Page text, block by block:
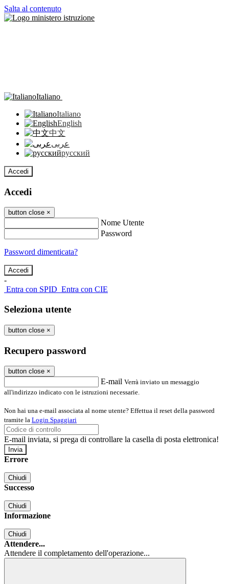
Salta al contenuto
Italiano
Italiano
English
中文
عربى
русский
Accedi
Accedi
button close ×
Nome Utente
Password
Password dimenticata?
-
Entra con SPID Entra con CIE
Seleziona utente
button close ×
Recupero password
button close ×
E-mail Verrà inviato un messaggio
all'indirizzo indicato con le istruzioni necessarie.
Non hai una e-mail associata al nome utente? Effettua il reset della password
tramite la Login Spaggiari
E-mail inviata, si prega di controllare la casella di posta elettronica!
Errore
Chiudi
Successo
Chiudi
Informazione
Chiudi
Attendere...
Attendere il completamento dell'operazione...